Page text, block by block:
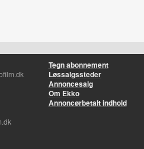
Tegn abonnement
Løssalgssteder
Annoncesalg
Om Ekko
Annoncørbetalt indhold